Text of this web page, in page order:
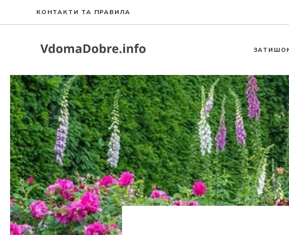
КОНТАКТИ ТА ПРАВИЛА